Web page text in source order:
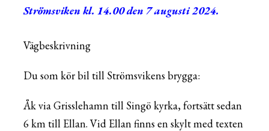
Strömsviken kl. 14.00 den 7 augusti 2024.
Vägbeskrivning
Du som kör bil till Strömsvikens brygga:
Åk via Grisslehamn till Singö kyrka, fortsätt sedan
6 km till Ellan. Vid Ellan finns en skylt med texten